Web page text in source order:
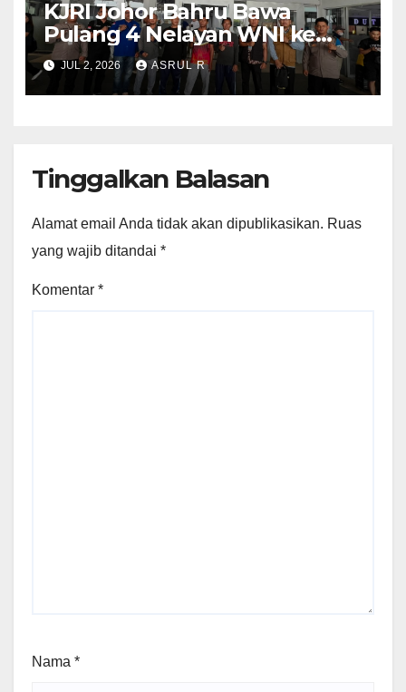
KJRI Johor Bahru Bawa
Pulang 4 Nelayan WNI ke
Tanah Air
JUL 2, 2026 ASRUL R
Tinggalkan Balasan
Alamat email Anda tidak akan dipublikasikan. Ruas
yang wajib ditandai *
Komentar *
Nama *